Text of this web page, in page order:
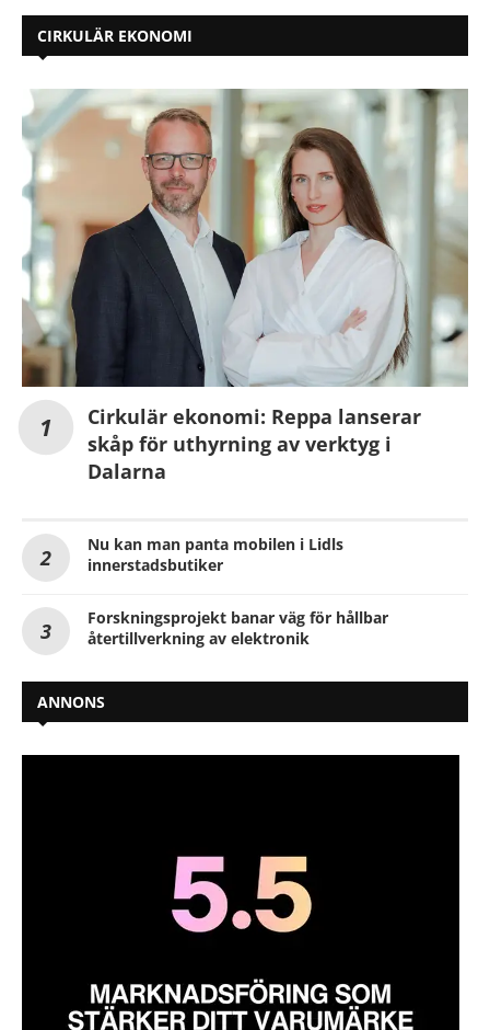
CIRKULÄR EKONOMI
Cirkulär ekonomi: Reppa lanserar
skåp för uthyrning av verktyg i
Dalarna
Nu kan man panta mobilen i Lidls
innerstadsbutiker
Forskningsprojekt banar väg för hållbar
återtillverkning av elektronik
ANNONS